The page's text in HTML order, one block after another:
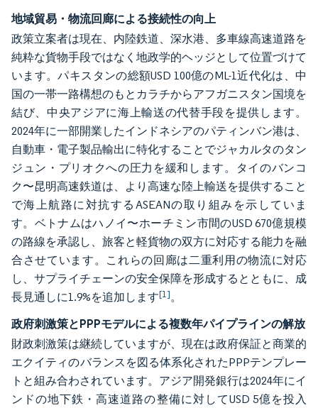
地域貿易・物流回廊による接続性の向上
政策立案者は現在、内陸鉄道、深水港、多車線高速道路を
純粋な貨物手段ではなく地政学的ヘッジとして位置づけて
います。パキスタンの総額USD 100億のML-1近代化は、中
国の一帯一路構想のもとカラチからアフガニスタン国境を
結び、中央アジアに海上輸送の代替手段を提供します。
2024年に一部開業したインドネシアのパティンバン港は、
自動車・電子製品輸出に特化することでジャカルタのタン
ジュン・プリオクへの圧力を緩和します。タイのバンコ
ク〜昆明高速鉄道は、より高速な陸上輸送を提供すること
で海上航路に対抗するASEANの取り組みを示していま
す。ベトナムはハノイ〜ホーチミン市間のUSD 670億規模
の路線を承認し、旅客と軽貨物の双方に対応する能力を融
合させています。これらの回廊は二重利用の物流に対応
し、サプライチェーンの安全保障を形成するとともに、成
長見通しに1.9%を追加します[1]。
政府刺激策とPPPモデルによる複数年パイプラインの解放
財政刺激策は継続していますが、現在は政府保証と商業的
エクイティのバランスを図る体系化されたPPPテンプレー
トと組み合わされています。アジア開発銀行は2024年にイ
ンドの地下鉄・高速道路の整備に対してUSD 5億を投入